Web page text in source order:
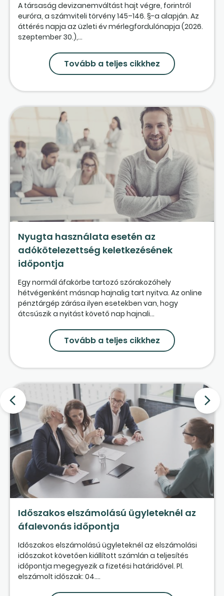
A társaság devizanemváltást hajt végre, forintról
euróra, a számviteli törvény 145–146. §-a alapján. Az
áttérés napja az üzleti év mérlegfordulónapja (2026.
szeptember 30.),...
Tovább a teljes cikkhez
Nyugta használata esetén az
adókötelezettség keletkezésének
időpontja
Egy normál áfakörbe tartozó szórakozóhely
hétvégenként másnap hajnalig tart nyitva. Az online
pénztárgép zárása ilyen esetekben van, hogy
átcsúszik a nyitást követő nap hajnali...
Tovább a teljes cikkhez
Időszakos elszámolású ügyleteknél az
áfalevonás időpontja
Időszakos elszámolású ügyleteknél az elszámolási
időszakot követően kiállított számlán a teljesítés
időpontja megegyezik a fizetési határidővel. Pl.
elszámolt időszak: 04....